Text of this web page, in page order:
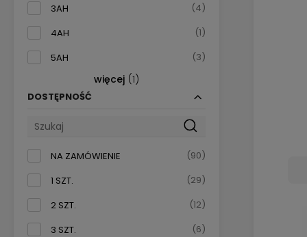
3AH
(4)
4AH
(1)
5AH
(3)
więcej (1)
DOSTĘPNOŚĆ
NA ZAMÓWIENIE
(90)
1 SZT.
(29)
2 SZT.
(12)
3 SZT.
(6)